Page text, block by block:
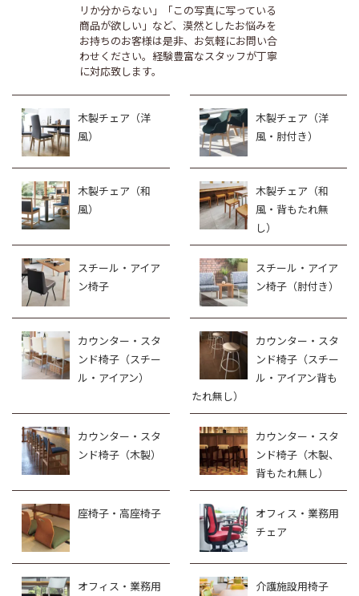
リか分からない」「この写真に写っている
商品が欲しい」など、漠然としたお悩みを
お持ちのお客様は是非、お気軽にお問い合
わせください。経験豊富なスタッフが丁寧
に対応致します。
木製チェア（洋
風）
木製チェア（洋
風・肘付き）
木製チェア（和
風）
木製チェア（和
風・背もたれ無
し）
スチール・アイア
ン椅子
スチール・アイア
ン椅子（肘付き）
カウンター・スタ
ンド椅子（スチー
ル・アイアン）
カウンター・スタ
ンド椅子（スチー
ル・アイアン背も
たれ無し）
カウンター・スタ
ンド椅子（木製）
カウンター・スタ
ンド椅子（木製、
背もたれ無し）
座椅子・高座椅子
オフィス・業務用
チェア
オフィス・業務用
介護施設用椅子